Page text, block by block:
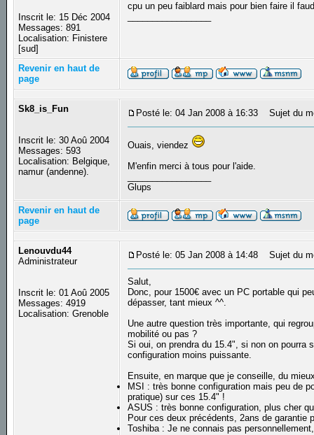
Inscrit le: 15 Déc 2004
Messages: 891
Localisation: Finistere
[sud]
cpu un peu faiblard mais pour bien faire il
Revenir en haut de
page
Sk8_is_Fun
Inscrit le: 30 Aoû 2004
Messages: 593
Localisation: Belgique,
namur (andenne).
Posté le: 04 Jan 2008 à 16:33 Sujet du
Ouais, viendez
M'enfin merci à tous pour l'aide.
Glups
Revenir en haut de
page
Lenouvdu44
Administrateur
Inscrit le: 01 Aoû 2005
Messages: 4919
Localisation: Grenoble
Posté le: 05 Jan 2008 à 14:48 Sujet du
Salut,
Donc, pour 1500€ avec un PC portable qui
dépasser, tant mieux ^^.
Une autre question très importante, qui
mobilité ou pas ?
Si oui, on prendra du 15.4", si non on pourra
configuration moins puissante.
Ensuite, en marque que je conseille, du
MSI : très bonne configuration mais peu de
pratique) sur ces 15.4" !
ASUS : très bonne configuration, plus cher
Pour ces deux précédents, 2ans de garantie
Toshiba : Je ne connais pas